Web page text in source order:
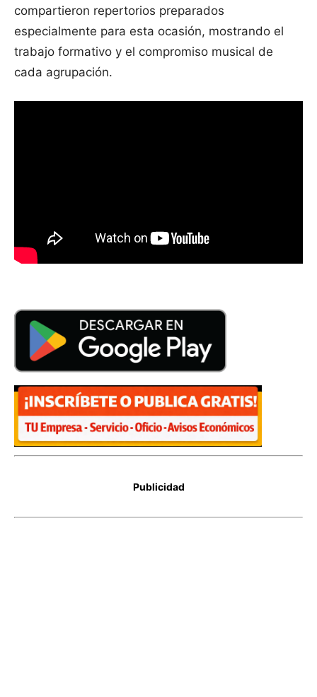
compartieron repertorios preparados
especialmente para esta ocasión, mostrando el
trabajo formativo y el compromiso musical de
cada agrupación.
Publicidad